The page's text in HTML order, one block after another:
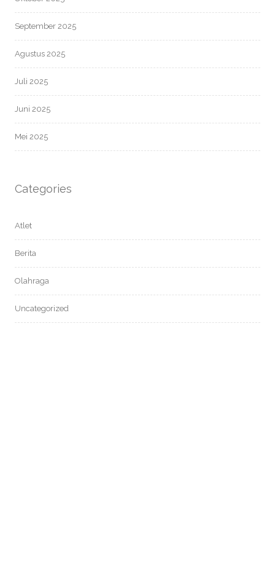
September 2025
Agustus 2025
Juli 2025
Juni 2025
Mei 2025
Categories
Atlet
Berita
Olahraga
Uncategorized